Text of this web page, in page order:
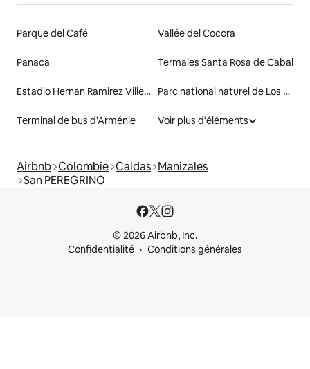
Parque del Café Vallée del Cocora
Panaca Termales Santa Rosa de Cabal
Estadio Hernan Ramirez Villegas Parc national naturel de Los Nevados
Terminal de bus d'Arménie Voir plus d'éléments
Airbnb Colombie Caldas Manizales
San PEREGRINO
© 2026 Airbnb, Inc.
Confidentialité
Conditions générales